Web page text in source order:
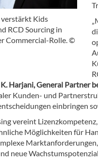
Kids
RCD Sourcing in
Commercial-Rolle. ©
Harjani, General Partner
Kunden- und
einbringen
vereint
Möglichkeiten für
Marktanforderungen,
neue